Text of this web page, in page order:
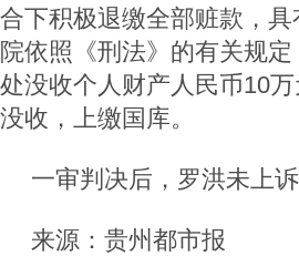
合下积极退缴全部赃款，
院依照《刑法》的有关规
处没收个人财产人民币10
没收，上缴国库。
一审判决后，罗洪未上
来源：贵州都市报